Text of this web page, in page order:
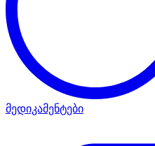
მედიკამენტები